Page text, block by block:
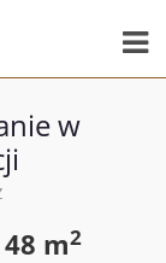
w
48 m2